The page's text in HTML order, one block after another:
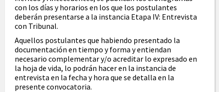
con los días y horarios en los que los postulantes
deberán presentarse a la instancia Etapa IV: Entrevista
con Tribunal.
Aquellos postulantes que habiendo presentado la
documentación en tiempo y forma y entiendan
necesario complementar y/o acreditar lo expresado en
la hoja de vida, lo podrán hacer en la instancia de
entrevista en la fecha y hora que se detalla en la
presente convocatoria.